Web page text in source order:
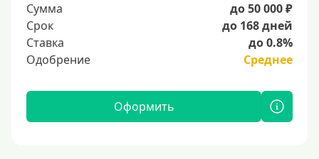
Сумма
до 50 000 ₽
Срок
до 168 дней
Ставка
до 0.8%
Одобрение
Среднее
Оформить